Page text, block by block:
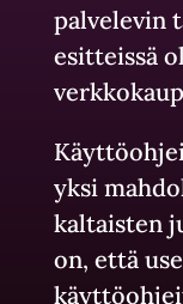
palvelevin
esitteissä
yksi
kaltaisten
on, että